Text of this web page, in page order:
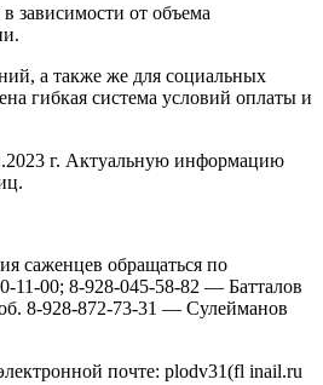
зависимости от объема
а также же для социальных
гибкая система условий оплаты и
г. Актуальную информацию
саженцев обращаться по
11-00; 8-928-045-58-82 — Батталов
8-928-872-73-31 — Сулейманов
почте: plodv31(fl inail.ru